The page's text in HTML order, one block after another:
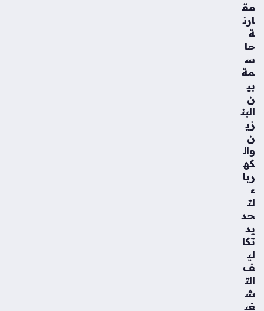
مق
ارن
ة
حا
س
مة
بي
ن
البن
زي
ن
وال
كه
ربا
ء
لت
حد
يد
تكا
لي
ف
الت
ش
غي